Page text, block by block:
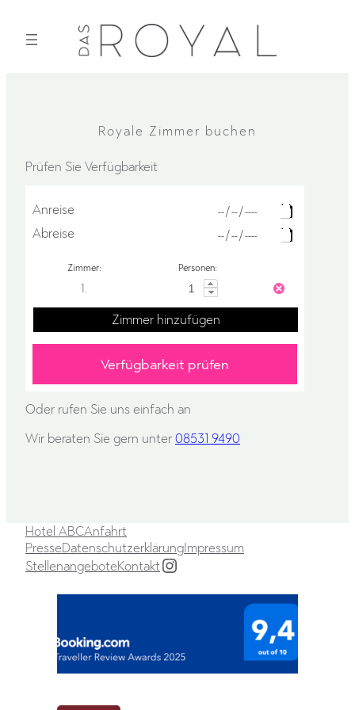
Inhalt
springen
Royale Zimmer buchen
Prüfen Sie Verfügbarkeit
Anreise
Abreise
Zimmer: Personen:
1.
Zimmer hinzufügen
Verfügbarkeit prüfen
Oder rufen Sie uns einfach an
Wir beraten Sie gern unter 08531 9490
Hotel ABCAnfahrt
PresseDatenschutzerklärungImpressum
StellenangeboteKontaktInstagram